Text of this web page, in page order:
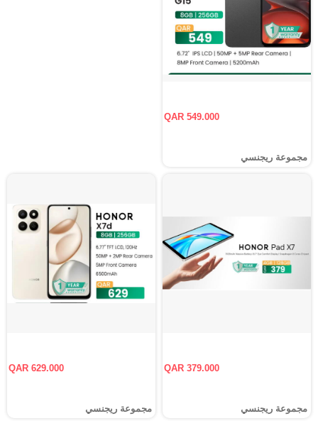
QAR 549.000
مجموعة ريجنسي
QAR 379.000
مجموعة ريجنسي
QAR 629.000
مجموعة ريجنسي